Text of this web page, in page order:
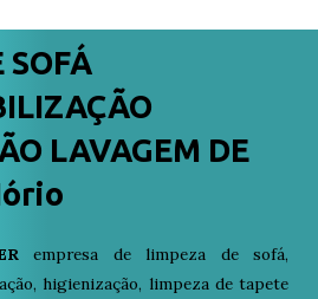
SOFÁ
LAVAGEM DE
empresa de limpeza de sofá,
higienização, limpeza de tapete